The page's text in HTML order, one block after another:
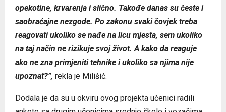
opekotine, krvarenja i slično. Takođe danas su česte i
saobraćajne nezgode. Po zakonu svaki čovjek treba
reagovati ukoliko se nađe na licu mjesta, sem ukoliko
na taj način ne rizikuje svoj život. A kako da reaguje
ako ne zna primjeniti tehnike i ukoliko sa njima nije
upoznat?”, rekla je Milišić.
Dodala je da su u okviru ovog projekta učenici radili